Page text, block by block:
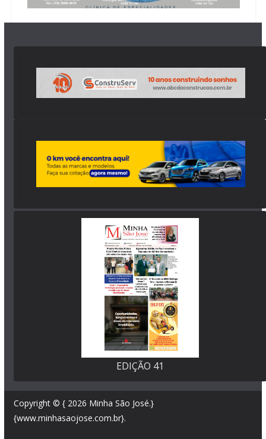
EDIÇÃO 41
Copyright © { 2026 Minha São José.}
{www.minhasaojose.com.br}.